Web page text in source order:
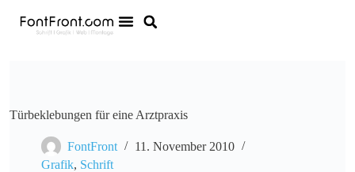
Türbeklebungen für eine Arztpraxis
FontFront
11. November 2010
Grafik, Schrift